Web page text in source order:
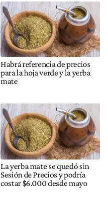
Habrá referencia de precios
para la hoja verde y la yerba
mate
La yerba mate se quedó sin
Sesión de Precios y podría
costar $6.000 desde mayo